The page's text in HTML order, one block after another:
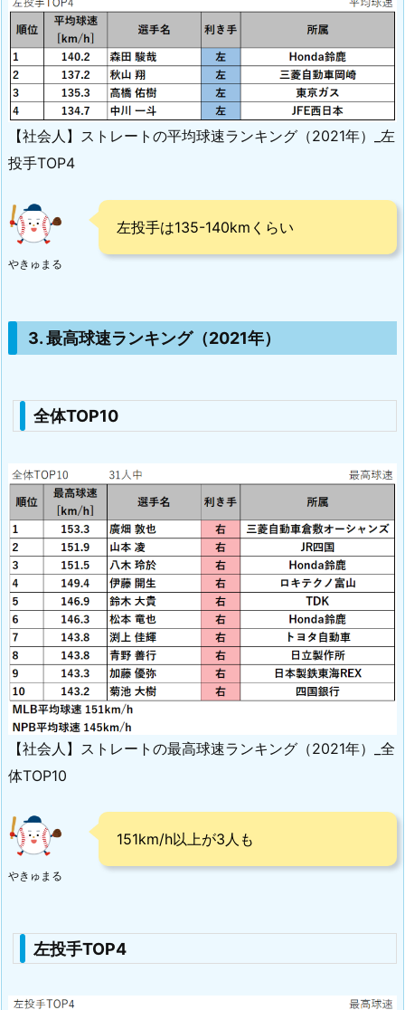
【社会人】ストレートの平均球速ランキング（2021年）_左
投手TOP4
やきゅまる
左投手は135-140kmくらい
3. 最高球速ランキング（2021年）
全体TOP10
【社会人】ストレートの最高球速ランキング（2021年）_全
体TOP10
やきゅまる
151km/h以上が3人も
左投手TOP4